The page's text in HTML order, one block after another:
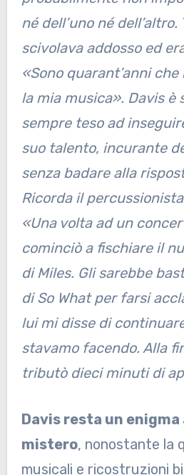
né dell’uno né
scivolava addosso ed
«Sono quarant’anni
la mia musica». Davis
sempre teso ad
suo talento, incurante
senza badare alla
Ricorda il
«Una volta ad un
cominciò a fischiare il
di Miles. Gli sarebbe
di So What per farsi
lui mi disse di
stavamo facendo. Alla
tributò dieci minuti di
Davis resta un
mistero, nonostante la
musicali e ricostruzioni